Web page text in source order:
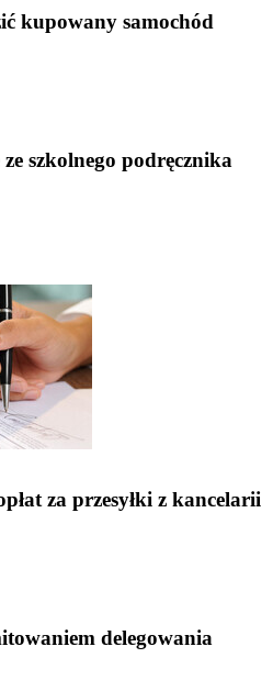
kupowany samochód
szkolnego podręcznika
za przesyłki z kancelarii
delegowania